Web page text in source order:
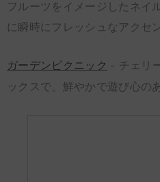
フルーツをイメージしたネイ
に瞬時にフレッシュなアクセ
ガーデンピクニック – チェリ
ックスで、鮮やかで遊び心の